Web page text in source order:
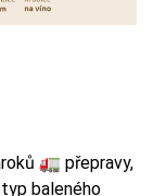
🚛 přepravy,
baleného